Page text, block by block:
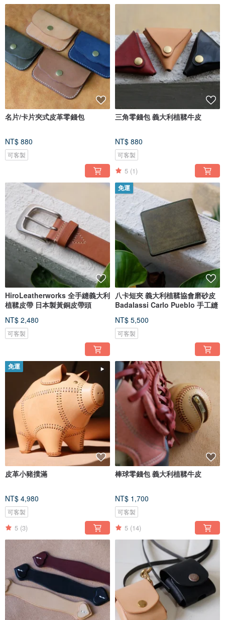
名片/卡片夾式皮革零錢包
NT$ 880
可客製
三角零錢包 義大利植鞣牛皮
NT$ 880
可客製
5 (1)
HiroLeatherworks 全手縫義大利
植鞣皮帶 日本製黃銅皮帶頭
NT$ 2,480
可客製
免運
八卡短夾 義大利植鞣協會磨砂皮
Badalassi Carlo Pueblo 手工縫
NT$ 5,500
可客製
免運
皮革小豬撲滿
NT$ 4,980
可客製
5 (3)
棒球零錢包 義大利植鞣牛皮
NT$ 1,700
可客製
5 (14)